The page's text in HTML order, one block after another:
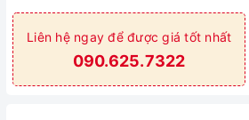
Liên hệ ngay để được giá tốt nhất
090.625.7322